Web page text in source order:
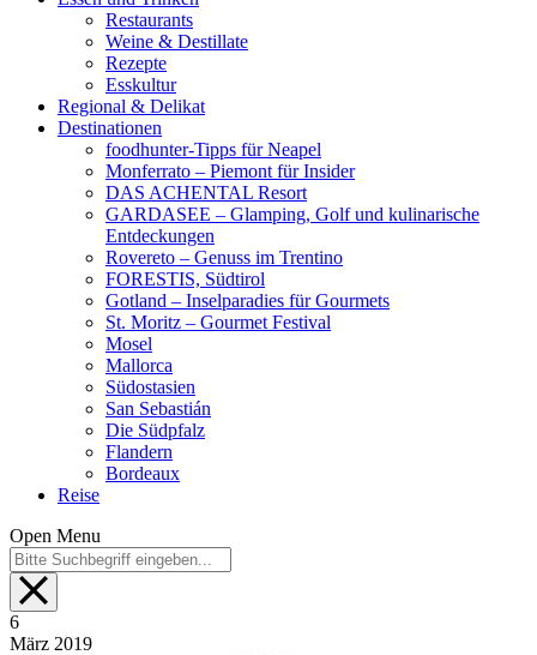
Restaurants
Weine & Destillate
Rezepte
Esskultur
Regional & Delikat
Destinationen
foodhunter-Tipps für Neapel
Monferrato – Piemont für Insider
DAS ACHENTAL Resort
GARDASEE – Glamping, Golf und kulinarische
Entdeckungen
Rovereto – Genuss im Trentino
FORESTIS, Südtirol
Gotland – Inselparadies für Gourmets
St. Moritz – Gourmet Festival
Mosel
Mallorca
Südostasien
San Sebastián
Die Südpfalz
Flandern
Bordeaux
Reise
Open Menu
6
März 2019